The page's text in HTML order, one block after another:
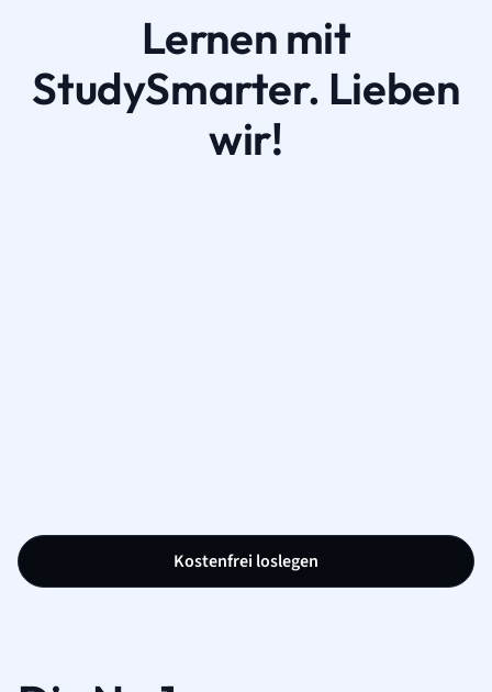
Lernen mit
StudySmarter. Lieben
wir!
Kostenfrei loslegen